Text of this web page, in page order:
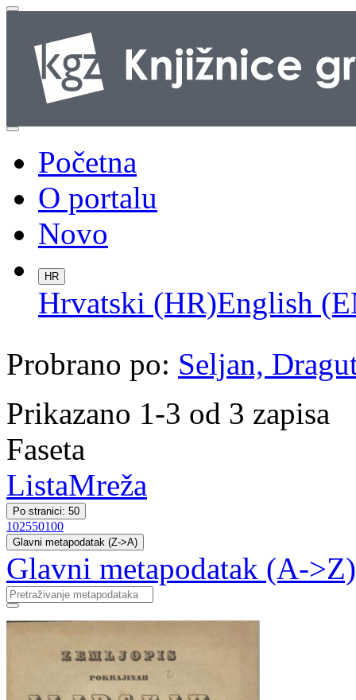
Početna
O portalu
Novo
HR
Hrvatski (HR)English
Probrano po: Seljan,
Prikazano 1-3 od 3 zapisa
Faseta
ListaMreža
Po stranici: 50
102550100
Glavni metapodatak (Z->A)
Glavni metapodatak (A->Z)